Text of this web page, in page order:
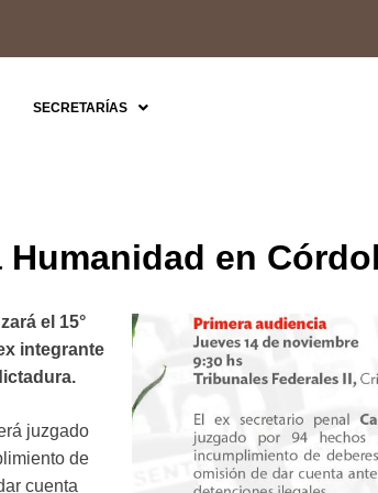
SECRETARÍAS
en
el 15°
integrante
juzgado
de
cuenta